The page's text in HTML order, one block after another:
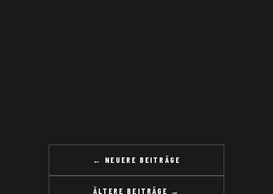
← NEUERE BEITRÄGE
ÄLTERE BEITRÄGE →